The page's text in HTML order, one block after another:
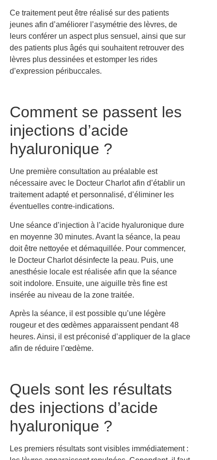
Ce traitement peut être réalisé sur des patients
jeunes afin d’améliorer l’asymétrie des lèvres, de
leurs conférer un aspect plus sensuel, ainsi que sur
des patients plus âgés qui souhaitent retrouver des
lèvres plus dessinées et estomper les rides
d’expression péribuccales.
Comment se passent les
injections d’acide
hyaluronique ?
Une première consultation au préalable est
nécessaire avec le Docteur Charlot afin d’établir un
traitement adapté et personnalisé, d’éliminer les
éventuelles contre-indications.
Une séance d’injection à l’acide hyaluronique dure
en moyenne 30 minutes. Avant la séance, la peau
doit être nettoyée et démaquillée. Pour commencer,
le Docteur Charlot désinfecte la peau. Puis, une
anesthésie locale est réalisée afin que la séance
soit indolore. Ensuite, une aiguille très fine est
insérée au niveau de la zone traitée.
Après la séance, il est possible qu’une légère
rougeur et des œdèmes apparaissent pendant 48
heures. Ainsi, il est préconisé d’appliquer de la glace
afin de réduire l’œdème.
Quels sont les résultats
des injections d’acide
hyaluronique ?
Les premiers résultats sont visibles immédiatement :